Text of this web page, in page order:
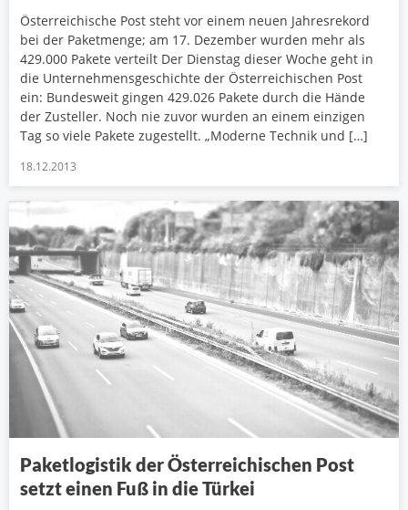
Österreichische Post steht vor einem neuen Jahresrekord
bei der Paketmenge; am 17. Dezember wurden mehr als
429.000 Pakete verteilt Der Dienstag dieser Woche geht in
die Unternehmensgeschichte der Österreichischen Post
ein: Bundesweit gingen 429.026 Pakete durch die Hände
der Zusteller. Noch nie zuvor wurden an einem einzigen
Tag so viele Pakete zugestellt. „Moderne Technik und […]
18.12.2013
Paketlogistik der Österreichischen Post
setzt einen Fuß in die Türkei